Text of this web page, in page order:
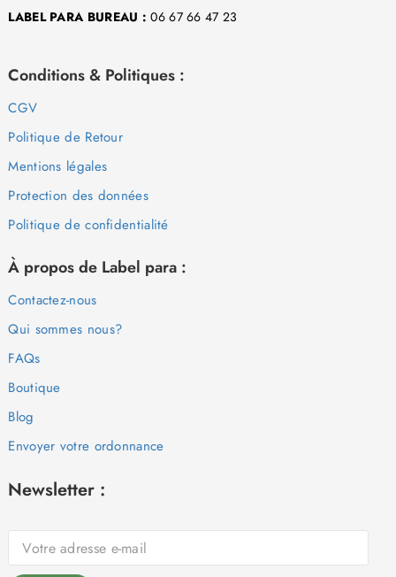
LABEL PARA BUREAU : 06 67 66 47 23
Conditions & Politiques :
CGV
Politique de Retour
Mentions légales
Protection des données
Politique de confidentialité
À propos de Label para :
Contactez-nous
Qui sommes nous?
FAQs
Boutique
Blog
Envoyer votre ordonnance
Newsletter :